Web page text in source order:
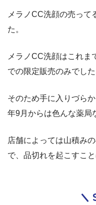
メラノCC洗顔の売って
た。
メラノCC洗顔はこれま
での限定販売のみでした
そのため手に入りづら
年9月からは色んな薬局
店舗によっては山積み
で、品切れを起こすこ